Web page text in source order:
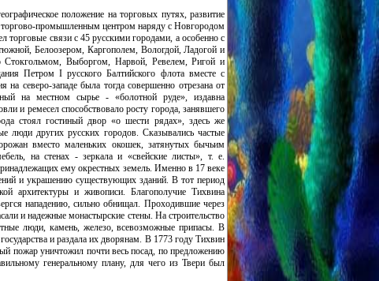
положение на торговых путях, развитие
промышленным центром наряду с Новгородом
связи с 45 русскими городами, а особенно с
Белоозером, Каргополем, Вологдой, Ладогой и
Выборгом, Нарвой, Ревелем, Ригой и
Петром I русского Балтийского флота вместе с
северо-западе была тогда совершенно отрезана от
на местном сырье - «болотной руде», издавна
и ремесел способствовало росту города, занявшего
стоял гостиный двор «о шести рядах», здесь же
люди других русских городов. Сказывались частые
вместо маленьких окошек, затянутых бычьим
на стенах - зеркала и «свейские листы», т. е.
ему окрестных земель. Именно в 17 веке
и украшению существующих зданий. В тот период
архитектуры и живописи. Благополучие Тихвина
нападению, сильно обнищал. Проходившие через
и надежные монастырские стены. На строительство
люди, камень, железо, всевозможные припасы. В
и раздала их дворянам. В 1773 году Тихвин
пожар уничтожил почти весь посад, по предложению
генеральному плану, для чего из Твери был